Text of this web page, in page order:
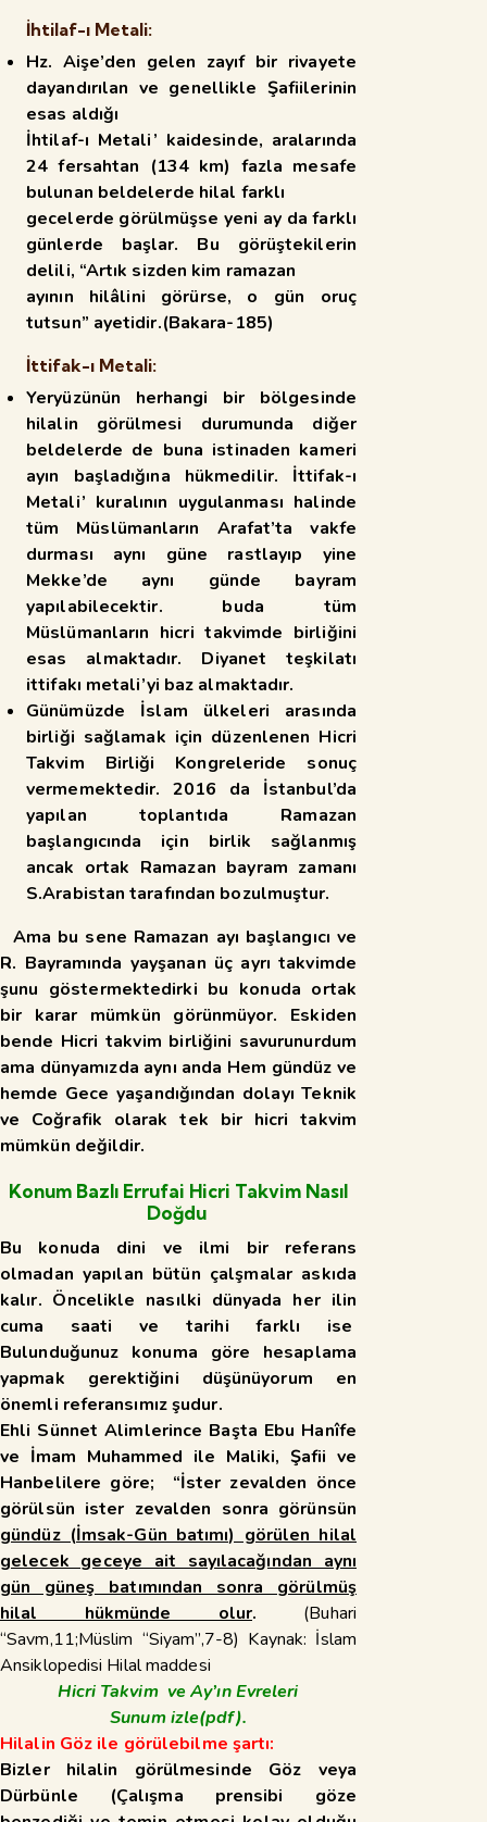
İhtilaf-ı Metali:
Hz. Aişe’den gelen zayıf bir rivayete
dayandırılan ve genellikle Şafiilerinin
esas aldığı
İhtilaf-ı Metali’ kaidesinde, aralarında
24 fersahtan (134 km) fazla mesafe
bulunan beldelerde hilal farklı
gecelerde görülmüşse yeni ay da farklı
günlerde başlar. Bu görüştekilerin
delili, “Artık sizden kim ramazan
ayının hilâlini görürse, o gün oruç
tutsun” ayetidir.(Bakara-185)
İttifak-ı Metali:
Yeryüzünün herhangi bir bölgesinde
hilalin görülmesi durumunda diğer
beldelerde de buna istinaden kameri
ayın başladığına hükmedilir. İttifak-ı
Metali’ kuralının uygulanması halinde
tüm Müslümanların Arafat’ta vakfe
durması aynı güne rastlayıp yine
Mekke’de aynı günde bayram
yapılabilecektir. buda tüm
Müslümanların hicri takvimde birliğini
esas almaktadır. Diyanet teşkilatı
ittifakı metali’yi baz almaktadır.
Günümüzde İslam ülkeleri arasında
birliği sağlamak için düzenlenen Hicri
Takvim Birliği Kongreleride sonuç
vermemektedir. 2016 da İstanbul’da
yapılan toplantıda Ramazan
başlangıcında için birlik sağlanmış
ancak ortak Ramazan bayram zamanı
S.Arabistan tarafından bozulmuştur.
Ama bu sene Ramazan ayı başlangıcı ve
R. Bayramında yayşanan üç ayrı takvimde
şunu göstermektedirki bu konuda ortak
bir karar mümkün görünmüyor. Eskiden
bende Hicri takvim birliğini savurunurdum
ama dünyamızda aynı anda Hem gündüz ve
hemde Gece yaşandığından dolayı Teknik
ve Coğrafik olarak tek bir hicri takvim
mümkün değildir.
Konum Bazlı Errufai Hicri Takvim Nasıl
Doğdu
Bu konuda dini ve ilmi bir referans
olmadan yapılan bütün çalşmalar askıda
kalır. Öncelikle nasılki dünyada her ilin
cuma saati ve tarihi farklı ise
Bulunduğunuz konuma göre hesaplama
yapmak gerektiğini düşünüyorum en
önemli referansımız şudur.
Ehli Sünnet Alimlerince Başta Ebu Hanîfe
ve İmam Muhammed ile Maliki, Şafii ve
Hanbelilere göre; “İster zevalden önce
görülsün ister zevalden sonra görünsün
gündüz (İmsak-Gün batımı) görülen hilal
gelecek geceye ait sayılacağından aynı
gün güneş batımından sonra görülmüş
hilal hükmünde olur. (Buhari
“Savm,11;Müslim “Siyam”,7-8) Kaynak: İslam
Ansiklopedisi Hilal maddesi
Hicri Takvim ve Ay’ın Evreleri
Sunumizle(pdf).
Hilalin Göz ile görülebilme şartı:
Bizler hilalin görülmesinde Göz veya
Dürbünle (Çalışma prensibi göze